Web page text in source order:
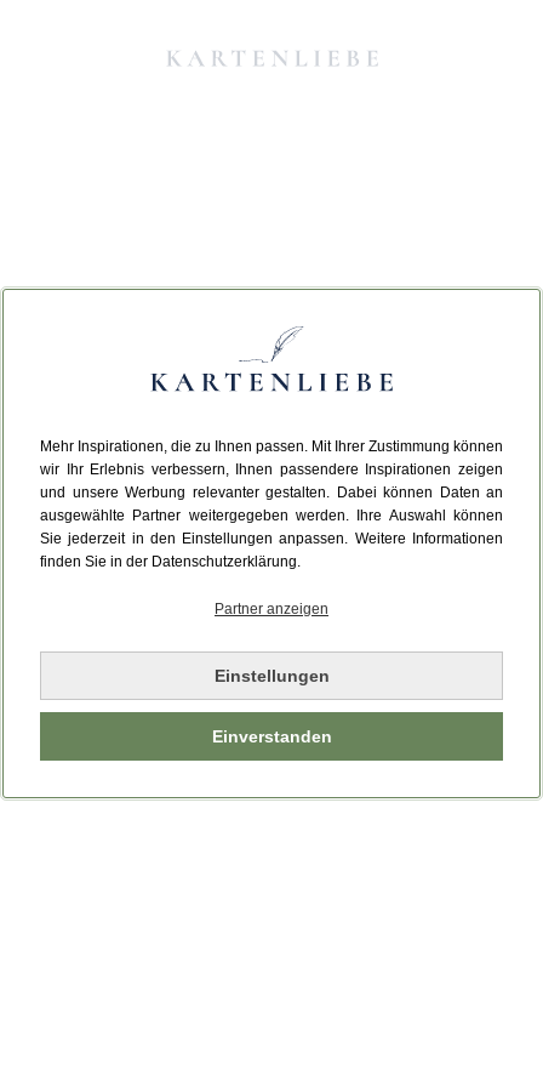
Mehr Inspirationen, die zu Ihnen passen. Mit Ihrer Zustimmung können
wir Ihr Erlebnis verbessern, Ihnen passendere Inspirationen zeigen
und unsere Werbung relevanter gestalten. Dabei können Daten an
ausgewählte Partner weitergegeben werden. Ihre Auswahl können
Sie jederzeit in den Einstellungen anpassen. Weitere Informationen
finden Sie in der Datenschutzerklärung.
Partner anzeigen
Einstellungen
Einverstanden
Da ist etwas schiefgelaufen.
Leider ist ein technischer Fehler aufgetreten.
Bitte laden Sie die Seite neu.